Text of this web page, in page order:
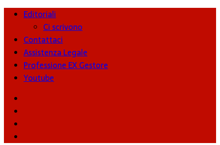
Editoriali
Ci scrivono
Contattaci
Assistenza Legale
Professione EX Gestore
Youtube